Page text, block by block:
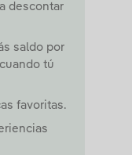
descontar
saldo por
tú
favoritas.